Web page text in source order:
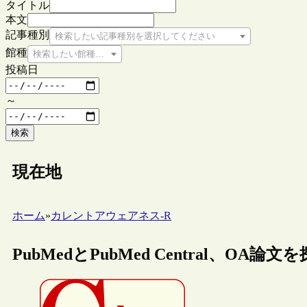
タイトル
本文
記事種別
検索したい記事種別を選択してください
館種 検索したい館種を選択してください
投稿日
～
検索
現在地
ホーム»カレントアウェアネス-R
PubMedとPubMed Central、OA論文を